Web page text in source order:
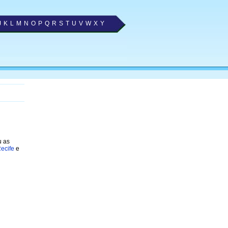
K L M N O P Q R S T U V W X Y
as
e